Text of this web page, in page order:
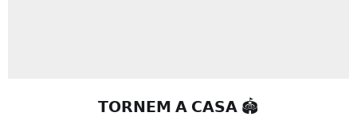
𝗧𝗢𝗥𝗡𝗘𝗠 𝗔 𝗖𝗔𝗦𝗔 🏟️